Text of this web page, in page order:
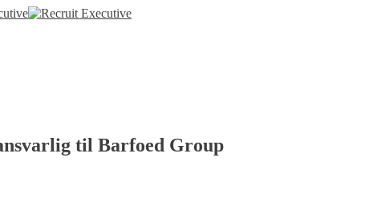
til Barfoed Group